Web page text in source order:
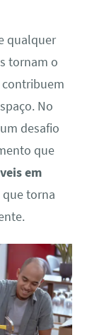
qualquer
tornam o
No
desafio
que
em
torna